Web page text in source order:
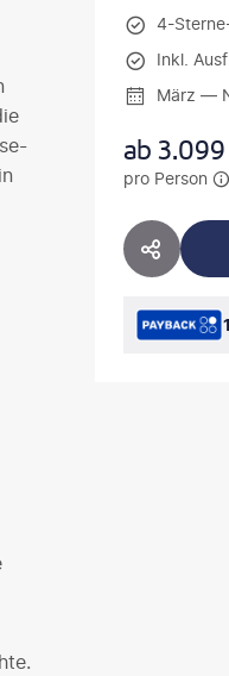
4-
Inkl.
März —
ab3.099
pro Person
HOTEL